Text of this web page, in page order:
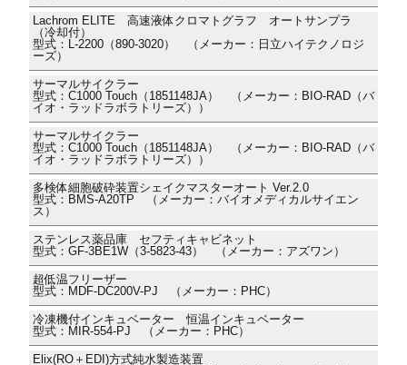
Lachrom ELITE 高速液体クロマトグラフ オートサンプラ
（冷却付）
型式：L-2200（890-3020） （メーカー：日立ハイテクノロジ
ーズ）
サーマルサイクラー
型式：C1000 Touch（1851148JA） （メーカー：BIO-RAD（バ
イオ・ラッドラボラトリーズ））
サーマルサイクラー
型式：C1000 Touch（1851148JA） （メーカー：BIO-RAD（バ
イオ・ラッドラボラトリーズ））
多検体細胞破砕装置シェイクマスターオート Ver.2.0
型式：BMS-A20TP （メーカー：バイオメディカルサイエン
ス）
ステンレス薬品庫 セフティキャビネット
型式：GF-3BE1W（3-5823-43） （メーカー：アズワン）
超低温フリーザー
型式：MDF-DC200V-PJ （メーカー：PHC）
冷凍機付インキュベーター 恒温インキュベーター
型式：MIR-554-PJ （メーカー：PHC）
Elix(RO＋EDI)方式純水製造装置